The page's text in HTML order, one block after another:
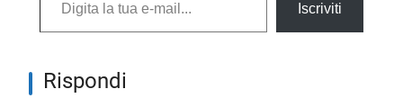
Iscriviti
Rispondi